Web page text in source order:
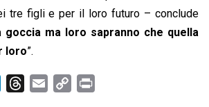
tre figli e per il loro futuro – conclude
goccia ma loro sapranno che quella
loro”.